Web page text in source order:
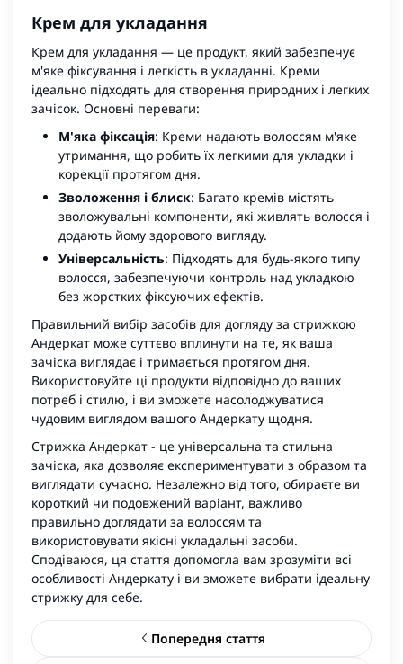
Крем для укладання
Крем для укладання — це продукт, який забезпечує
м'яке фіксування і легкість в укладанні. Креми
ідеально підходять для створення природних і легких
зачісок. Основні переваги:
М'яка фіксація: Креми надають волоссям м'яке
утримання, що робить їх легкими для укладки і
корекції протягом дня.
Зволоження і блиск: Багато кремів містять
зволожувальні компоненти, які живлять волосся і
додають йому здорового вигляду.
Універсальність: Підходять для будь-якого типу
волосся, забезпечуючи контроль над укладкою
без жорстких фіксуючих ефектів.
Правильний вибір засобів для догляду за стрижкою
Андеркат може суттєво вплинути на те, як ваша
зачіска виглядає і тримається протягом дня.
Використовуйте ці продукти відповідно до ваших
потреб і стилю, і ви зможете насолоджуватися
чудовим виглядом вашого Андеркату щодня.
Стрижка Андеркат - це універсальна та стильна
зачіска, яка дозволяє експериментувати з образом та
виглядати сучасно. Незалежно від того, обираєте ви
короткий чи подовжений варіант, важливо
правильно доглядати за волоссям та
використовувати якісні укладальні засоби.
Сподіваюся, ця стаття допомогла вам зрозуміти всі
особливості Андеркату і ви зможете вибрати ідеальну
стрижку для себе.
Попередня стаття